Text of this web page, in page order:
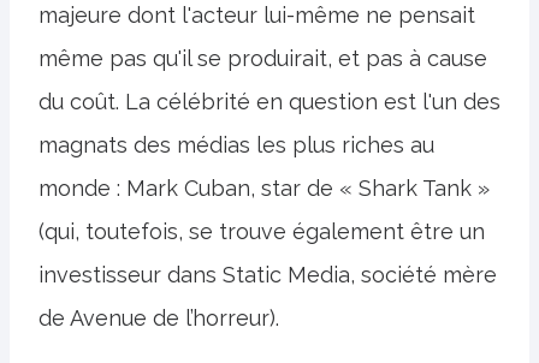
majeure dont l'acteur lui-même ne pensait
même pas qu'il se produirait, et pas à cause
du coût. La célébrité en question est l'un des
magnats des médias les plus riches au
monde : Mark Cuban, star de « Shark Tank »
(qui, toutefois, se trouve également être un
investisseur dans Static Media, société mère
de Avenue de l’horreur).